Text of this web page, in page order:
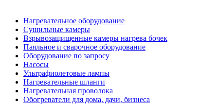
Нагревательное оборудование
Сушильные камеры
Взрывозащищенные камеры нагрева бочек
Паяльное и сварочное оборудование
Оборудование по запросу
Насосы
Ультрафиолетовые лампы
Нагревательные шланги
Нагревательная проволока
Обогреватели для дома, дачи, бизнеса